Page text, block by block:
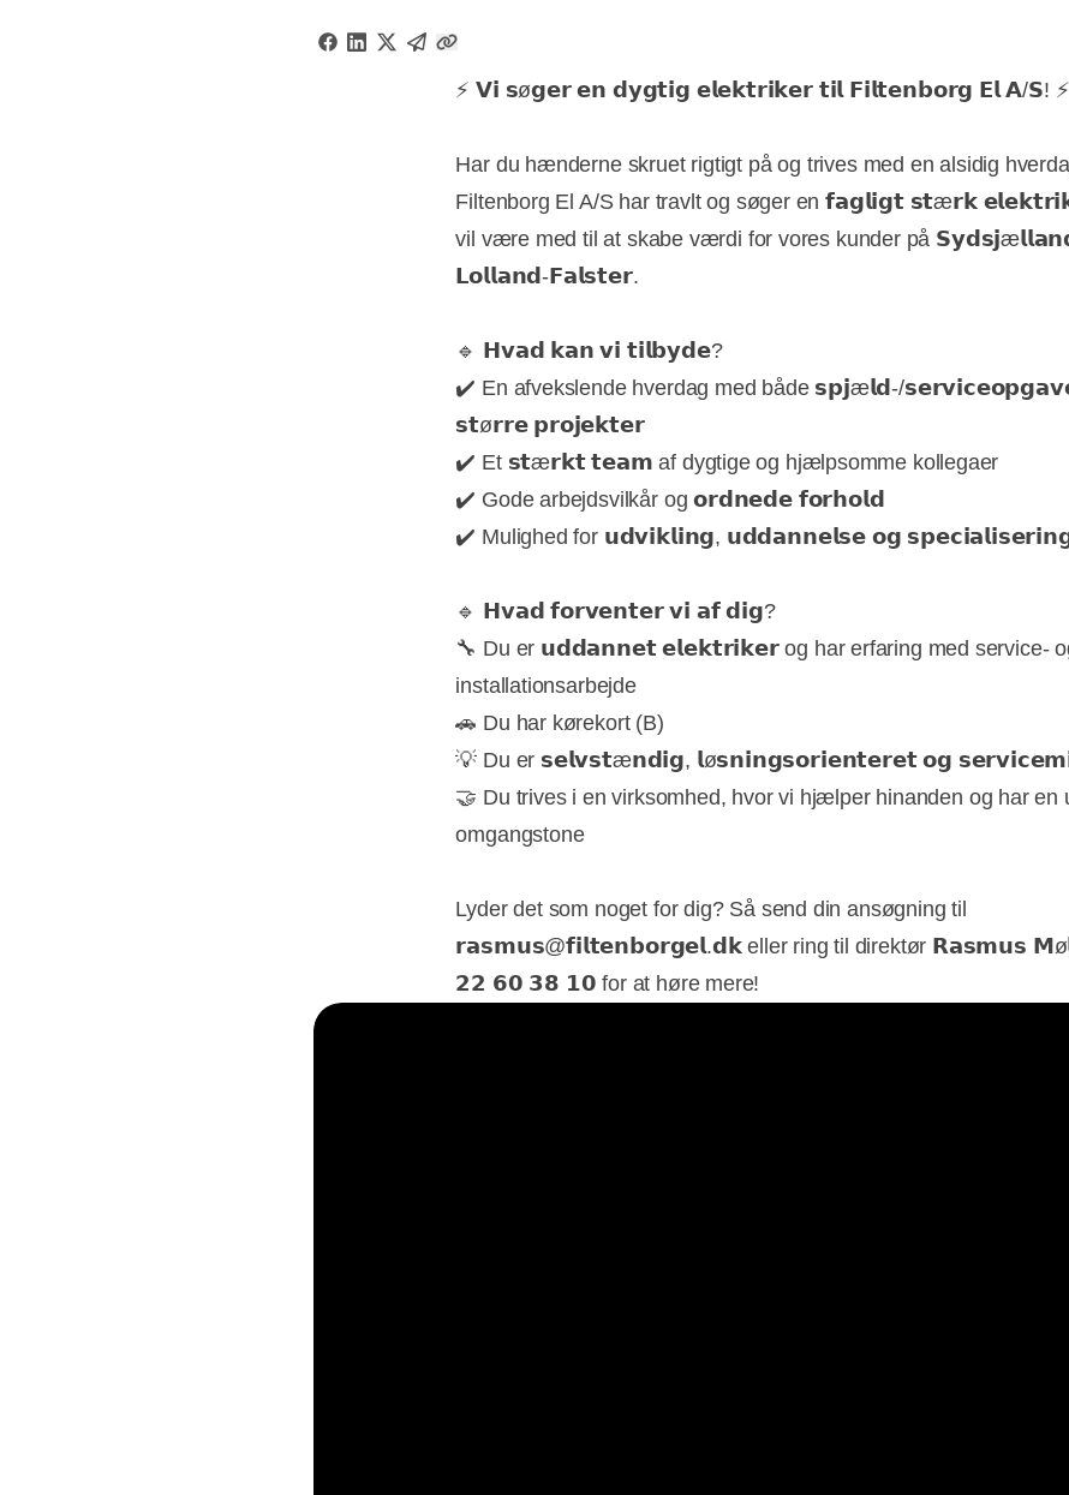
⚡️ 𝗩𝗶 𝘀ø𝗴𝗲𝗿 𝗲𝗻 𝗱𝘆𝗴𝘁𝗶𝗴 𝗲𝗹𝗲𝗸𝘁𝗿𝗶𝗸𝗲𝗿 𝘁𝗶𝗹 𝗙𝗶𝗹𝘁𝗲𝗻𝗯𝗼𝗿𝗴 𝗘𝗹 𝗔/𝗦! ⚡️
Har du hænderne skruet rigtigt på og trives med en alsidig
Filtenborg El A/S har travlt og søger en 𝗳𝗮𝗴𝗹𝗶𝗴𝘁 𝘀𝘁æ𝗿𝗸
vil være med til at skabe værdi for vores kunder på
𝗟𝗼𝗹𝗹𝗮𝗻𝗱-𝗙𝗮𝗹𝘀𝘁𝗲𝗿.
🔹 𝗛𝘃𝗮𝗱 𝗸𝗮𝗻 𝘃𝗶 𝘁𝗶𝗹𝗯𝘆𝗱𝗲?
✔️ En afvekslende hverdag med både 𝘀𝗽𝗷æ𝗹𝗱-/
𝘀𝘁ø𝗿𝗿𝗲 𝗽𝗿𝗼𝗷𝗲𝗸𝘁𝗲𝗿
✔️ Et 𝘀𝘁æ𝗿𝗸𝘁 𝘁𝗲𝗮𝗺 af dygtige og hjælpsomme kollegaer
✔️ Gode arbejdsvilkår og 𝗼𝗿𝗱𝗻𝗲𝗱𝗲 𝗳𝗼𝗿𝗵𝗼𝗹𝗱
✔️ Mulighed for 𝘂𝗱𝘃𝗶𝗸𝗹𝗶𝗻𝗴, 𝘂𝗱𝗱𝗮𝗻𝗻𝗲𝗹𝘀𝗲 𝗼𝗴
🔹 𝗛𝘃𝗮𝗱 𝗳𝗼𝗿𝘃𝗲𝗻𝘁𝗲𝗿 𝘃𝗶 𝗮𝗳 𝗱𝗶𝗴?
🔧 Du er 𝘂𝗱𝗱𝗮𝗻𝗻𝗲𝘁 𝗲𝗹𝗲𝗸𝘁𝗿𝗶𝗸𝗲𝗿 og har erfaring med service-
installationsarbejde
🚗 Du har kørekort (B)
💡 Du er 𝘀𝗲𝗹𝘃𝘀𝘁æ𝗻𝗱𝗶𝗴, 𝗹ø𝘀𝗻𝗶𝗻𝗴𝘀𝗼𝗿𝗶𝗲𝗻𝘁𝗲𝗿𝗲𝘁 𝗼𝗴
🤝 Du trives i en virksomhed, hvor vi hjælper hinanden og har en
omgangstone
Lyder det som noget for dig? Så send din ansøgning til
𝗿𝗮𝘀𝗺𝘂𝘀@𝗳𝗶𝗹𝘁𝗲𝗻𝗯𝗼𝗿𝗴𝗲𝗹.𝗱𝗸 eller ring til direktør 𝗥𝗮𝘀𝗺𝘂𝘀
𝟮𝟮 𝟲𝟬 𝟯𝟴 𝟭𝟬 for at høre mere!